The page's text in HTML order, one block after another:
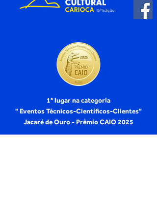
1° lugar na categoria
" Eventos Técnicos-Científicos-Clientes"
Jacaré de Ouro - Prêmio CAIO 2025